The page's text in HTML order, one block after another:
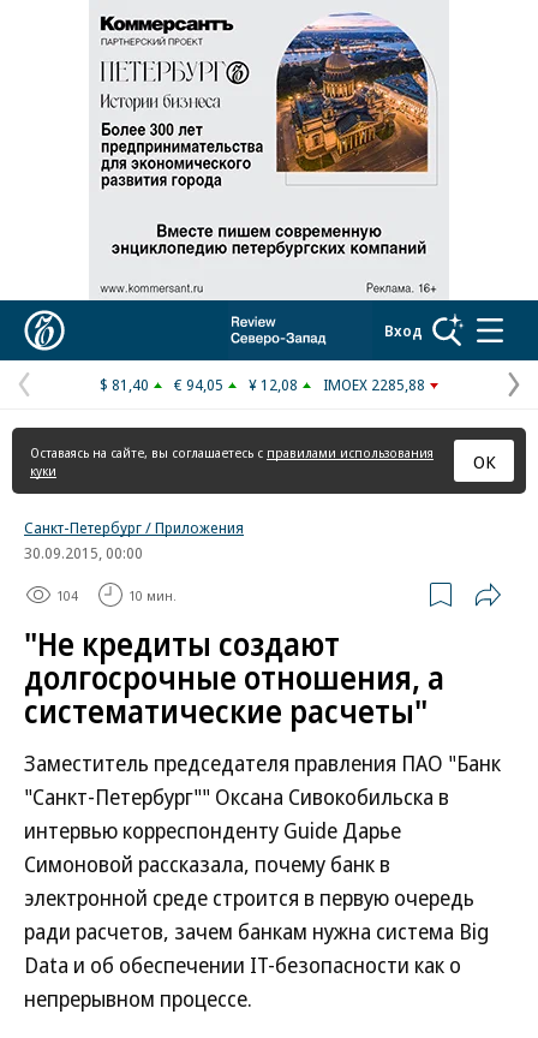
Реклама в «Ъ» www.kommersant.ru/ad
Вход
Предыдущая
страница
$ 81,40 € 94,05 ¥ 12,08 IMOEX 2285,88
Оставаясь на сайте, вы соглашаетесь с правилами использования
куки
ОК
Санкт-Петербург / Приложения
30.09.2015, 00:00
104 10 мин.
"Не кредиты создают
долгосрочные отношения, а
систематические расчеты"
Заместитель председателя правления ПАО "Банк
"Санкт-Петербург"" Оксана Сивокобильска в
интервью корреспонденту Guide Дарье
Симоновой рассказала, почему банк в
электронной среде строится в первую очередь
ради расчетов, зачем банкам нужна система Big
Data и об обеспечении IT-безопасности как о
непрерывном процессе.